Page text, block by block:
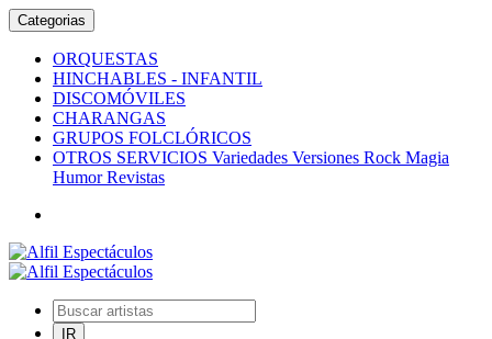
Categorias
ORQUESTAS
HINCHABLES - INFANTIL
DISCOMÓVILES
CHARANGAS
GRUPOS FOLCLÓRICOS
OTROS SERVICIOS Variedades Versiones Rock Magia
Humor Revistas